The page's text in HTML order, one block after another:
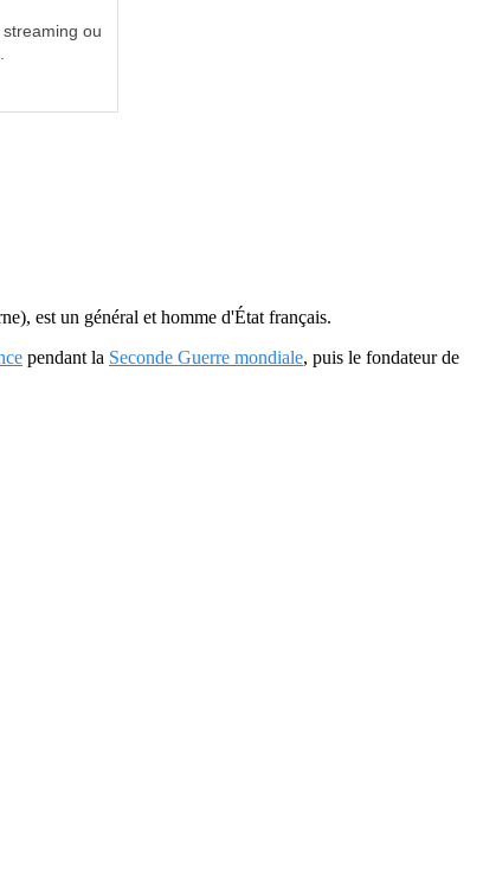
ou
est un général et homme d'État français.
pendant la Seconde Guerre mondiale, puis le fondateur de